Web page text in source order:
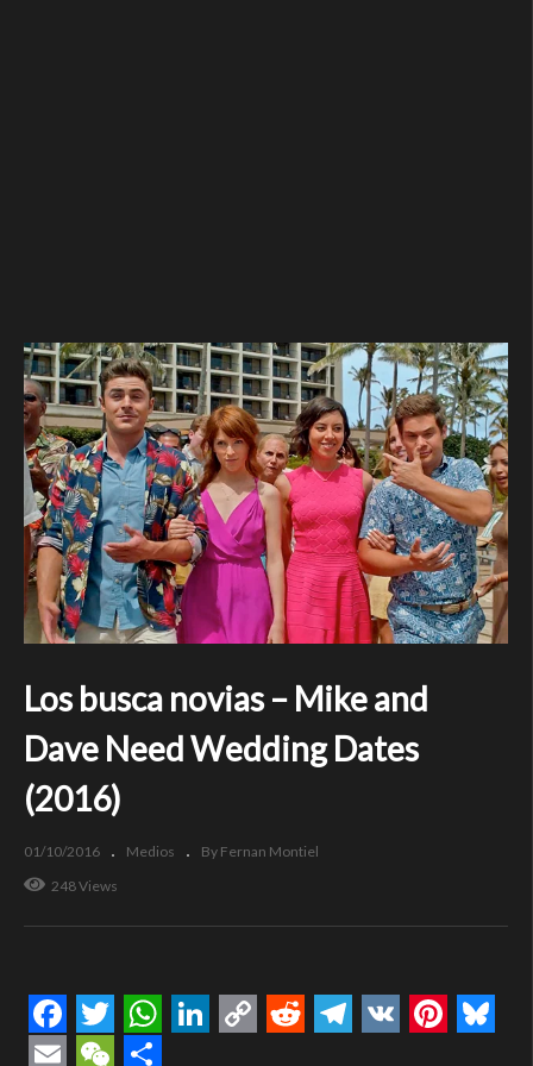
Los busca novias – Mike and
Dave Need Wedding Dates
(2016)
01/10/2016 Medios
By Fernan Montiel
248 Views
Facebook
TwitterWhatsApp